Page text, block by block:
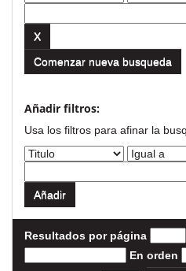
Comenzar nueva busqueda
Añadir filtros:
Usa los filtros para afinar la
Resultados por página
En orden